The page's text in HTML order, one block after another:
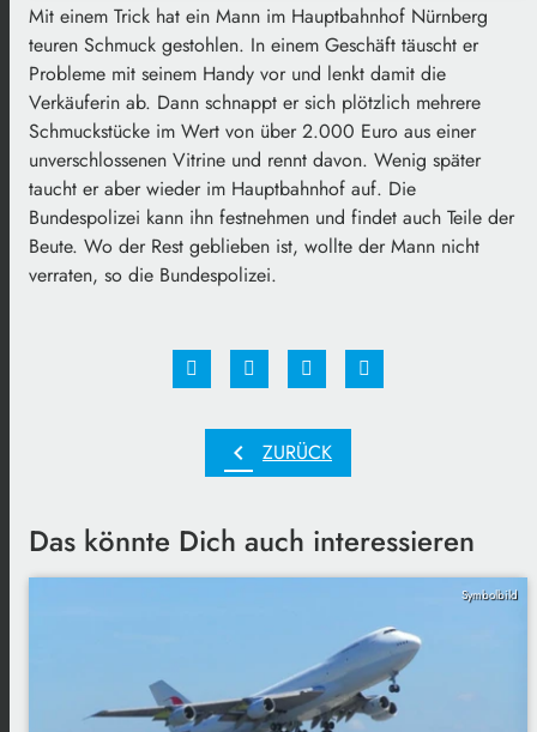
Mit einem Trick hat ein Mann im Hauptbahnhof Nürnberg
teuren Schmuck gestohlen. In einem Geschäft täuscht er
Probleme mit seinem Handy vor und lenkt damit die
Verkäuferin ab. Dann schnappt er sich plötzlich mehrere
Schmuckstücke im Wert von über 2.000 Euro aus einer
unverschlossenen Vitrine und rennt davon. Wenig später
taucht er aber wieder im Hauptbahnhof auf. Die
Bundespolizei kann ihn festnehmen und findet auch Teile der
Beute. Wo der Rest geblieben ist, wollte der Mann nicht
verraten, so die Bundespolizei.
chevron_left ZURÜCK
Das könnte Dich auch interessieren
Symbolbild